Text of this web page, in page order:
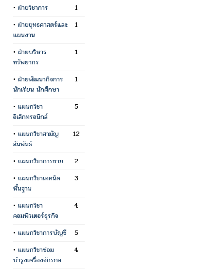
• ฝ่ายวิชาการ
1
• ฝ่ายยุทธศาสตร์และ
แผนงาน
1
• ฝ่ายบริหาร
ทรัพยากร
1
• ฝ่ายพัฒนากิจการ
นักเรียน นักศึกษา
1
• แผนกวิชา
อิเล็กทรอนิกส์
5
• แผนกวิชาสามัญ
สัมพันธ์
12
• แผนกวิชาการขาย
2
• แผนกวิชาเทคนิค
พื้นฐาน
3
• แผนกวิชา
คอมพิวเตอร์ธุรกิจ
4
• แผนกวิชาการบัญชี
5
• แผนกวิชาซ่อม
บำรุงเครื่องจักรกล
4